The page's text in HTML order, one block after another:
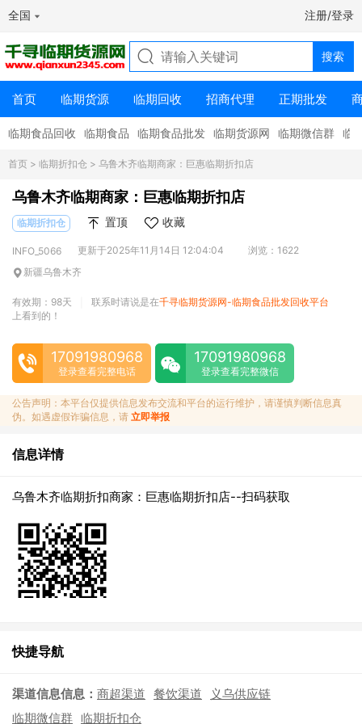
全国 注册/登录
首页 临期货源 临期回收 招商代理 正期批发
临期食品回收 临期食品 临期食品批发 临期货源网 临期微信群 临
首页 > 临期折扣仓 > 乌鲁木齐临期商家：巨惠临期折扣店
乌鲁木齐临期商家：巨惠临期折扣店
临期折扣仓 置顶 收藏
INFO_5066 更新于2025年11月14日 12:04:04
浏览：1622
新疆乌鲁木齐
有效期：98天 联系时请说是在千寻临期货源网-临期食品批发回收平台
上看到的！
17091980968
登录查看完整电话
17091980968
登录查看完整微信
公告声明：本平台仅提供信息发布交流和平台的运行维护，请谨慎判断信息真
伪。如遇虚假诈骗信息，请 立即举报
信息详情
乌鲁木齐临期折扣商家：巨惠临期折扣店--扫码获取
快捷导航
渠道信息信息： 商超渠道 餐饮渠道
义乌供应链
临期微信群 临期折扣仓